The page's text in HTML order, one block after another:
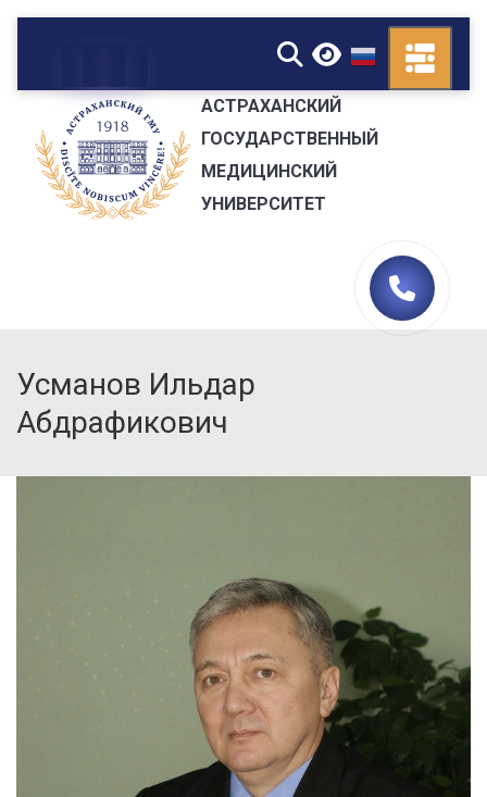
▼
АСТРАХАНСКИЙ
ГОСУДАРСТВЕННЫЙ
МЕДИЦИНСКИЙ
УНИВЕРСИТЕТ
Усманов Ильдар
Абдрафикович